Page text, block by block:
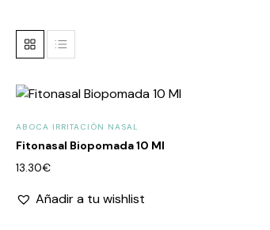
ABOCA IRRITACIÓN NASAL
Fitonasal Biopomada 10 Ml
13.30€
Añadir a tu wishlist